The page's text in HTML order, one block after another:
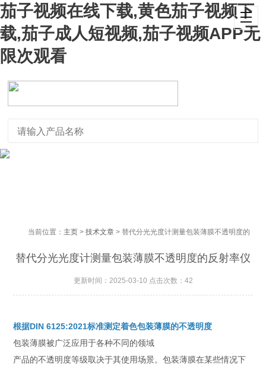
茄子视频在线下载,黄色茄子视频下
载,茄子成人短视频,茄子视频APP无
限次观看
当前位置： 主页 >技术文章 > 替代分光光度计测量包装薄膜不透明度的
反射率仪
替代分光光度计测量包装薄膜不透明度的反射率仪
更新时间：2025-03-10 点击次数：42
根据DIN 6125:2021标准测定着色包装薄膜的不透明度
包装薄膜被广泛应用于各种不同的领域
产品的不透明度等级取决于其使用场景。包装薄膜在某些情况下